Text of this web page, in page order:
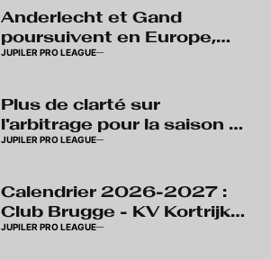
Anderlecht et Gand
poursuivent en Europe,
matchs de la journée 3
JUPILER PRO LEAGUE
Plus de clarté sur
l'arbitrage pour la saison à
venir avec les annonces
JUPILER PRO LEAGUE
Calendrier 2026-2027 :
Club Brugge - KV Kortrijk
en match d’ouverture de
JUPILER PRO LEAGUE